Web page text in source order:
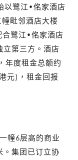
以鹭江•佲家酒店
毗邻酒店大楼
鹭江•佲家酒店
立第三方。酒店
年度租金总额约
元)，租金回报
幢6层高的商业
。集团已订立协